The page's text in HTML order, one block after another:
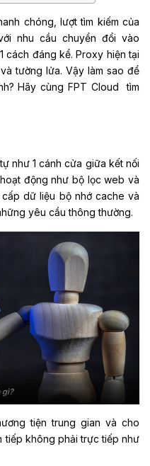
chóng, lượt tìm kiếm của
nhu cầu chuyển đổi vào
cách đáng kể. Proxy hiện tại
tường lửa. Vậy làm sao để
Hãy cùng FPT Cloud tìm
như 1 cánh cửa giữa kết nối
động như bộ lọc web và
dữ liệu bộ nhớ cache và
yêu cầu thông thường.
gì?
tiện trung gian và cho
tiếp không phải trực tiếp như